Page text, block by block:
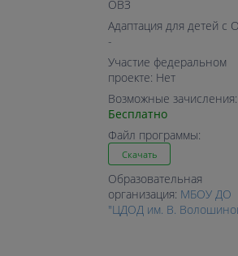
ОВЗ
Адаптация для детей с
-
Участие федеральном
проекте: Нет
Возможные зачисления:
Бесплатно
Файл программы:
Скачать
Образовательная
организация: МБОУ ДО
"ЦДОД им. В.